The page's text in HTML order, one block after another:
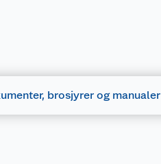
brosjyrer og manualer